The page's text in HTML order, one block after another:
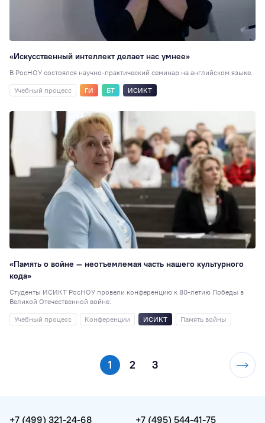
«Искусственный интеллект делает нас умнее»
В РосНОУ состоялся научно-практический семинар на английском языке.
Учебный процесс
ГИ БТ ИСИКТ
«Память о войне — неотъемлемая часть нашего культурного
кода»
Студенты ИСИКТ РосНОУ провели конференцию к 80-летию Победы в
Великой Отечественной войне.
Учебный процесс
Конференции ИСИКТ Память войны
1 2 3
+7 (499) 321-24-68 +7 (495) 544-41-75